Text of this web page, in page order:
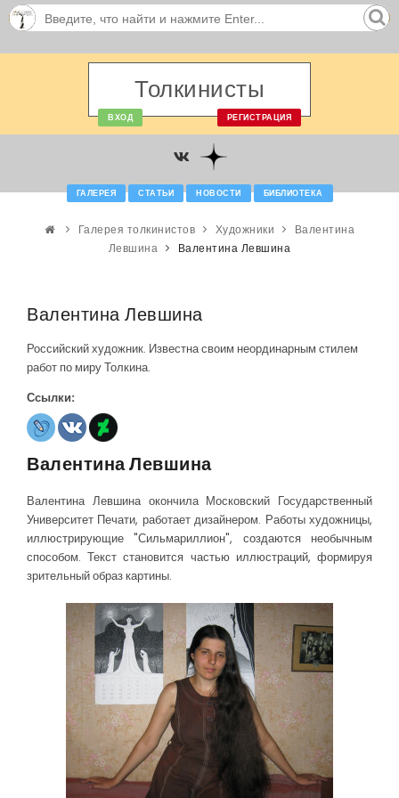
Толкинисты
ВХОД РЕГИСТРАЦИЯ
ГАЛЕРЕЯ СТАТЬИ НОВОСТИ БИБЛИОТЕКА
Галерея толкинистов Художники
Валентина
Левшина
Валентина Левшина
Валентина Левшина
Российский художник. Известна своим неординарным стилем
работ по миру Толкина.
Ссылки:
Валентина Левшина
Валентина Левшина окончила Московский Государственный
Университет Печати, работает дизайнером. Работы художницы,
иллюстрирующие "Сильмариллион", создаются необычным
способом. Текст становится частью иллюстраций, формируя
зрительный образ картины.